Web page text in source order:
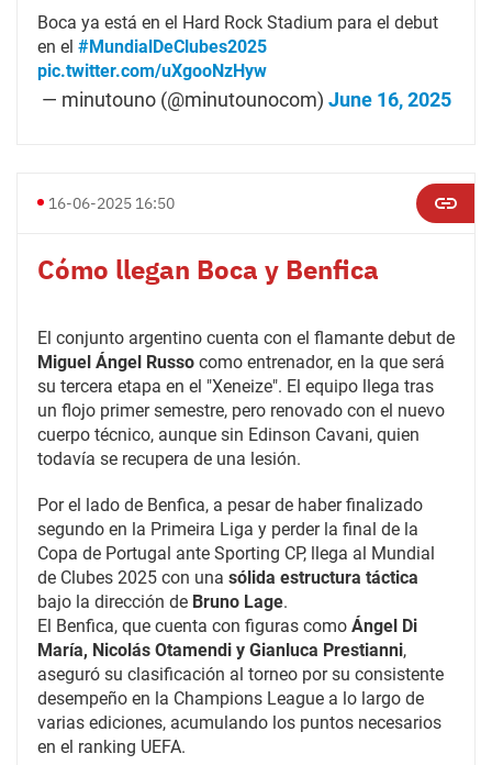
Boca ya está en el Hard Rock Stadium para el debut
en el #MundialDeClubes2025
pic.twitter.com/uXgooNzHyw
— minutouno (@minutounocom) June 16, 2025
16-06-2025 16:50
Cómo llegan Boca y Benfica
El conjunto argentino cuenta con el flamante debut de
Miguel Ángel Russo como entrenador, en la que será
su tercera etapa en el "Xeneize". El equipo llega tras
un flojo primer semestre, pero renovado con el nuevo
cuerpo técnico, aunque sin Edinson Cavani, quien
todavía se recupera de una lesión.
Por el lado de Benfica, a pesar de haber finalizado
segundo en la Primeira Liga y perder la final de la
Copa de Portugal ante Sporting CP, llega al Mundial
de Clubes 2025 con una sólida estructura táctica
bajo la dirección de Bruno Lage.
El Benfica, que cuenta con figuras como Ángel Di
María, Nicolás Otamendi y Gianluca Prestianni,
aseguró su clasificación al torneo por su consistente
desempeño en la Champions League a lo largo de
varias ediciones, acumulando los puntos necesarios
en el ranking UEFA.